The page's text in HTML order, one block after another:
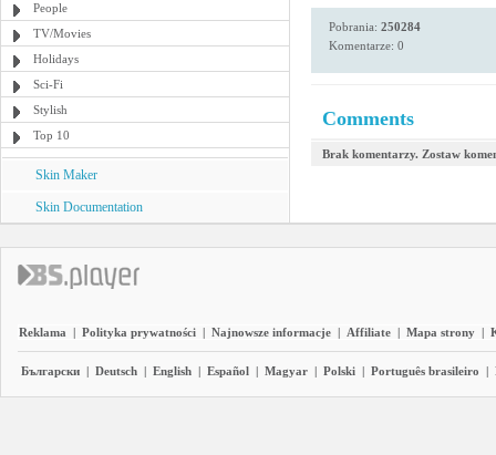
People
TV/Movies
Holidays
Sci-Fi
Stylish
Top 10
Skin Maker
Skin Documentation
Pobrania: 250284
Komentarze: 0
Comments
Brak komentarzy. Zostaw
Reklama | Polityka prywatności | Najnowsze informacje | Affiliate | Mapa strony |
Български | Deutsch | English | Español | Magyar | Polski | Português brasileiro |